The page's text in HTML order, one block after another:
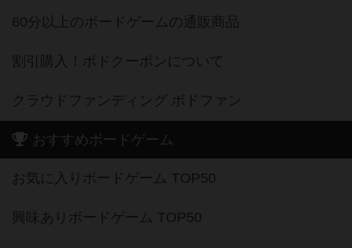
60分以上のボードゲームの通販商品
割引購入！ボドクーポンについて
クラウドファンディング ボドファン
おすすめボードゲーム
お気に入りボードゲーム TOP50
興味ありボードゲーム TOP50